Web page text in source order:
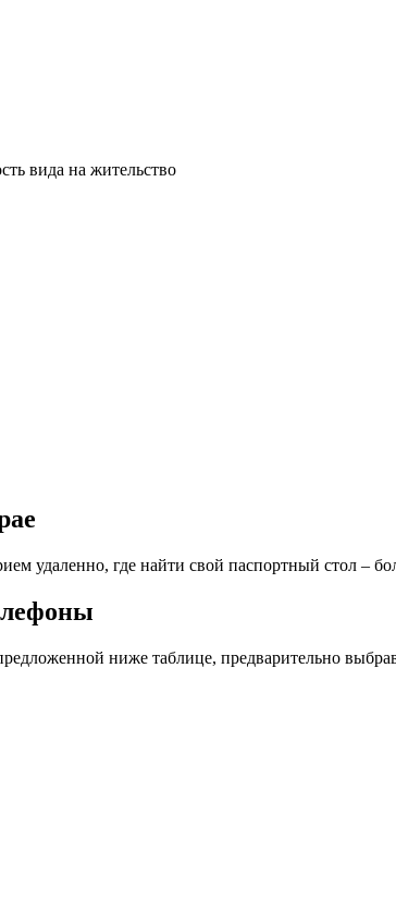
вида на жительство
удаленно, где найти свой паспортный стол –
ниже таблице, предварительно